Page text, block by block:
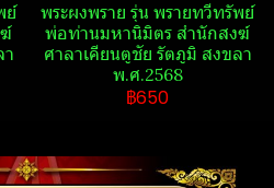
ย์​
พระ​ผงพราย​ รุ่น พรายทวีทรัพย์​
พ่อท่านมหานิ​มิตร​ สำนักสงฆ์​
ศาลา​เคียน​ตู​ชัย​ รัตภูมิ​ สงขลา​
พ.ศ.2568
฿650